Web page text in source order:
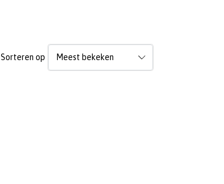
Sorteren op